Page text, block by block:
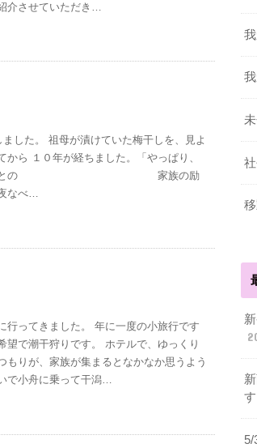
介させていただき…
した。 祖母が漬けていた梅干しを、見よ
から １０年が経ちました。「やっぱり、
一番！」との 家族の励
なべ…
行ってきました。 年に一度の小旅行です
望で潮干狩りです。 ホテルで、ゆっくり
もりが、家族が集まるとなかなか思うよう
で小舟に乗って干潟…
す
5/